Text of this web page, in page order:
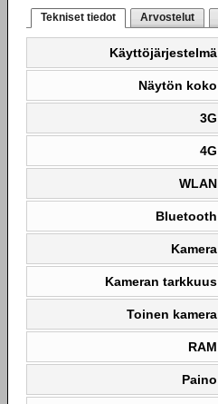
Tekniset tiedot Arvostelut
Käyttöjärjestelmä
Näytön koko
3G
4G
WLAN
Bluetooth
Kamera
Kameran tarkkuus
Toinen kamera
RAM
Paino